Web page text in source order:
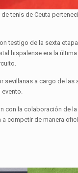
tenis de Ceuta
testigo de la sexta
hispalense era la
a cargo de
evento.
la colaboración de
competir de manera